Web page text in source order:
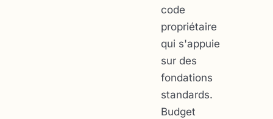
code
propriétaire
qui s'appuie
sur des
fondations
standards.
Budget